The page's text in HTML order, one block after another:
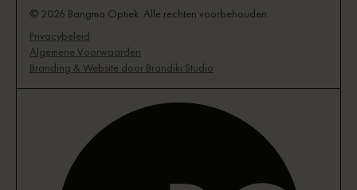
© 2026 Bangma Optiek. Alle rechten voorbehouden.
Privacybeleid
Algemene Voorwaarden
Branding & Website door Brandiki Studio